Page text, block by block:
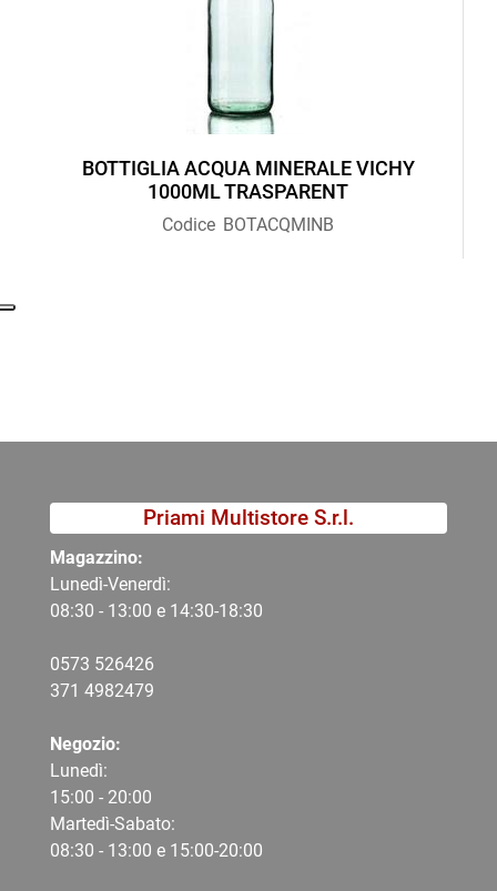
BOTTIGLIA ACQUA MINERALE VICHY
1000ML TRASPARENT
Codice BOTACQMINB
Priami Multistore S.r.l.
Magazzino:
Lunedì-Venerdì:
08:30 - 13:00 e 14:30-18:30
0573 526426
371 4982479
Negozio:
Lunedì:
15:00 - 20:00
Martedì-Sabato:
08:30 - 13:00 e 15:00-20:00